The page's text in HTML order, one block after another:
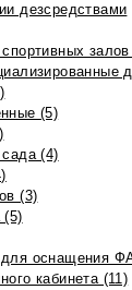
дезсредствами
(5)
(4)
(3)
(5)
для оснащения
кабинета (11)